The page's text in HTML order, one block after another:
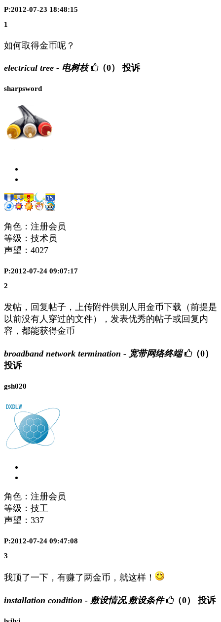
P:2012-07-23 18:48:15
1
如何取得金币呢？
electrical tree - 电树枝 （0） 投诉
sharpsword
角色：注册会员
等级：技术员
声望： 4027
P:2012-07-24 09:07:17
2
发帖，回复帖子，上传附件供别人用金币下载（前提是
以前没有人穿过的文件），发表优秀的帖子或回复内
容，都能获得金币
broadband network termination - 宽带网络终端
（0）
投诉
gsh020
角色：注册会员
等级：技工
声望： 337
P:2012-07-24 09:47:08
3
我顶了一下，有赚了两金币，就这样！
installation condition - 敷设情况,敷设条件 （0） 投诉